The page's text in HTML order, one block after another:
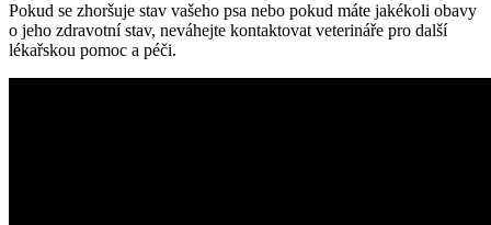
Pokud se zhoršuje stav vašeho psa nebo pokud máte jakékoli obavy
o jeho zdravotní stav, neváhejte kontaktovat veterináře pro další
lékařskou pomoc a péči.